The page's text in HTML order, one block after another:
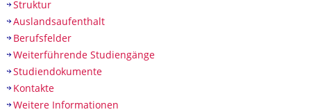
Struktur
Auslandsaufenthalt
Berufsfelder
Weiterführende Studiengänge
Studiendokumente
Kontakte
Weitere Informationen